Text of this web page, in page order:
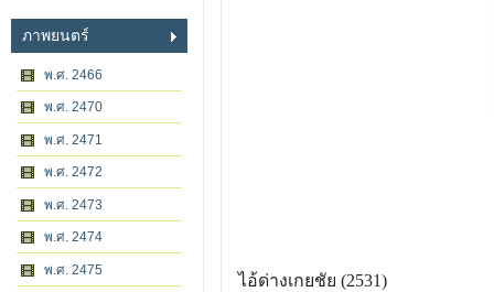
ภาพยนตร์
พ.ศ. 2466
พ.ศ. 2470
พ.ศ. 2471
พ.ศ. 2472
พ.ศ. 2473
พ.ศ. 2474
พ.ศ. 2475
ไอ้ด่างเกยชัย (2531)